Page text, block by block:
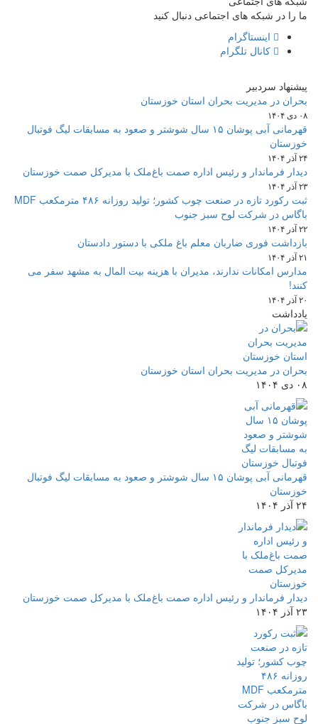
ما را در شبکه های اجتماعی دنبال کنید
اینستاگرام
کانال تلگرام
پیشنهاد سردبیر
بحران در مدیریت بحران استان خوزستان
۰۸ دی ۱۴۰۴
قهرمانی آبی پوشان ۱۵ سال شوشتر و صعود به مسابقات لیگ فوتبال
خوزستان
۲۴ آذر ۱۴۰۴
دیدار فرماندار و رئیس اداره صمت باغ‌ملک با مدیرکل صمت خوزستان
۲۳ آذر ۱۴۰۴
ثبت رکورد تازه در صنعت چوب کشور؛ تولید روزانه ۴۸۶ مترمکعب MDF
باگاس در شرکت لوح سبز جنوب
۲۲ آذر ۱۴۰۴
بازداشت فوری ضاربان معلم باغ ملکی با دستور دادستان
۲۱ آذر ۱۴۰۴
مدارس امکانات ندارند، مدیران با هزینه بیت المال به مشهد سفر می
کنند!
۲۰ آذر ۱۴۰۴
یادداشت
بحران در مدیریت بحران استان خوزستان
۰۸ دی ۱۴۰۴
قهرمانی آبی پوشان ۱۵ سال شوشتر و صعود به مسابقات لیگ فوتبال
خوزستان
۲۴ آذر ۱۴۰۴
دیدار فرماندار و رئیس اداره صمت باغ‌ملک با مدیرکل صمت خوزستان
۲۳ آذر ۱۴۰۴